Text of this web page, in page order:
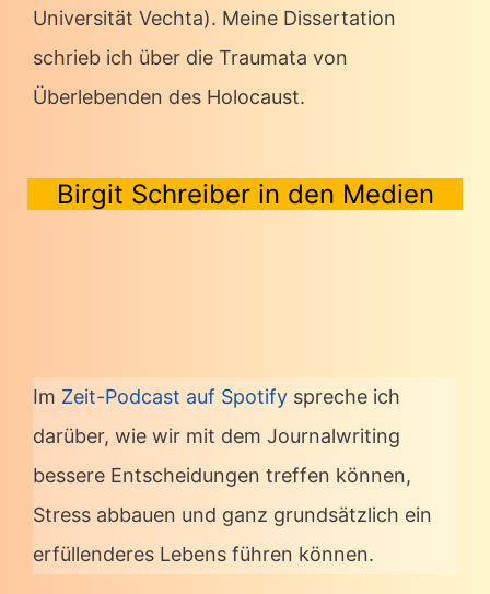
Universität Vechta). Meine Dissertation
schrieb ich über die Traumata von
Überlebenden des Holocaust.
Birgit Schreiber in den Medien
Im Zeit-Podcast auf Spotify spreche ich
darüber, wie wir mit dem Journalwriting
bessere Entscheidungen treffen können,
Stress abbauen und ganz grundsätzlich ein
erfüllenderes Lebens führen können.